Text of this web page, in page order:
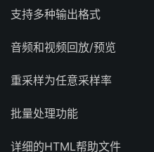
支持多种输出格式
音频和视频回放/预览
重采样为任意采样率
批量处理功能
详细的HTML帮助文件